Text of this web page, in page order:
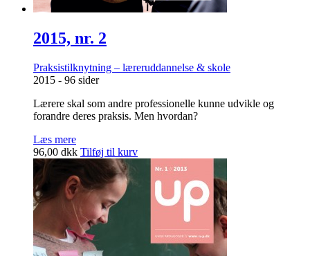
2015, nr. 2
Praksistilknytning – læreruddannelse & skole
2015 - 96 sider
Lærere skal som andre professionelle kunne udvikle og
forandre deres praksis. Men hvordan?
Læs mere
96,00 dkk Tilføj til kurv